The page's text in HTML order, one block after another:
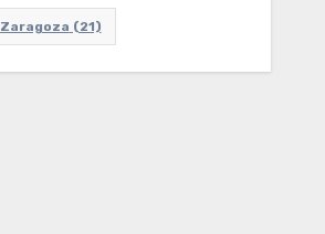
Zaragoza (21)